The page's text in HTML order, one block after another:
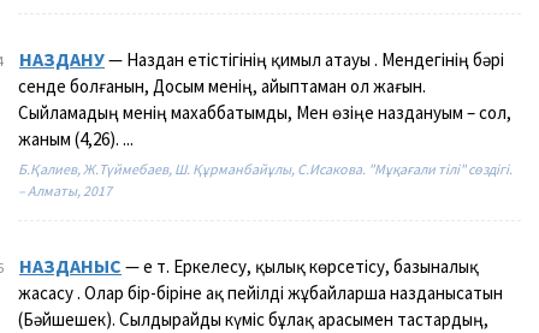
НАЗДАНУ— Наздан етістігінің қимыл атауы . Мендегінің бәрі
сенде болғанын, Досым менің, айыптаман ол жағын.
Сыйламадың менің махаббатымды, Мен өзіңе наздануым – сол,
жаным (4,26). ...
Б.Қалиев, Ж.Түймебаев, Ш. Құрманбайұлы, С.Исакова. "Мұқағали тілі" сөздігі.
– Алматы, 2017
НАЗДАНЫС — е т. Еркелесу, қылық көрсетісу, базыналық
жасасу . Олар бір-біріне ақ пейілді жұбайларша назданысатын
(Бәйшешек). Сылдырайды күміс бұлақ арасымен тастардың,